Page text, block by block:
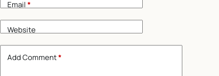
Email*
Website
Add Comment*